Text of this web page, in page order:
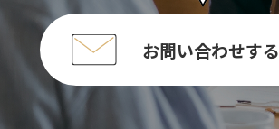
お問い合わせする